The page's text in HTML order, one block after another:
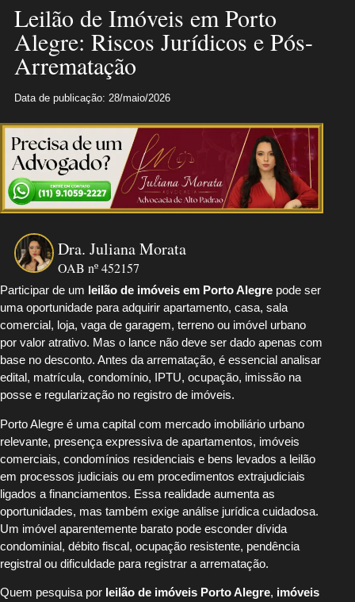
Leilão de Imóveis em Porto
Alegre: Riscos Jurídicos e Pós-
Arrematação
Data de publicação: 28/maio/2026
Dra. Juliana Morata
OAB nº 452157
Participar de um leilão de imóveis em Porto Alegre pode ser
uma oportunidade para adquirir apartamento, casa, sala
comercial, loja, vaga de garagem, terreno ou imóvel urbano
por valor atrativo. Mas o lance não deve ser dado apenas com
base no desconto. Antes da arrematação, é essencial analisar
edital, matrícula, condomínio, IPTU, ocupação, imissão na
posse e regularização no registro de imóveis.
Porto Alegre é uma capital com mercado imobiliário urbano
relevante, presença expressiva de apartamentos, imóveis
comerciais, condomínios residenciais e bens levados a leilão
em processos judiciais ou em procedimentos extrajudiciais
ligados a financiamentos. Essa realidade aumenta as
oportunidades, mas também exige análise jurídica cuidadosa.
Um imóvel aparentemente barato pode esconder dívida
condominial, débito fiscal, ocupação resistente, pendência
registral ou dificuldade para registrar a arrematação.
Quem pesquisa por leilão de imóveis Porto Alegre, imóveis